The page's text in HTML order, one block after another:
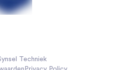
Techniek